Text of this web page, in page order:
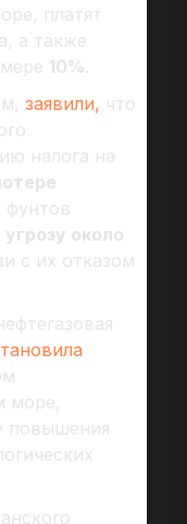
платят
а также
10% .
заявили, что
налога на
фунтов
около
с их отказом
море,
повышения